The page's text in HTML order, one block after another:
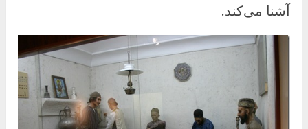
آشنا می‌کند.